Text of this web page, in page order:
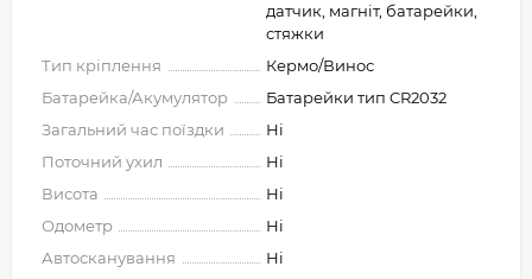
датчик, магніт, батарейки,
стяжки
Тип кріплення
Кермо/Винос
Батарейка/Акумулятор
Батарейки тип CR2032
Загальний час поїздки
Ні
Поточний ухил
Ні
Висота
Ні
Одометр
Ні
Автосканування
Ні